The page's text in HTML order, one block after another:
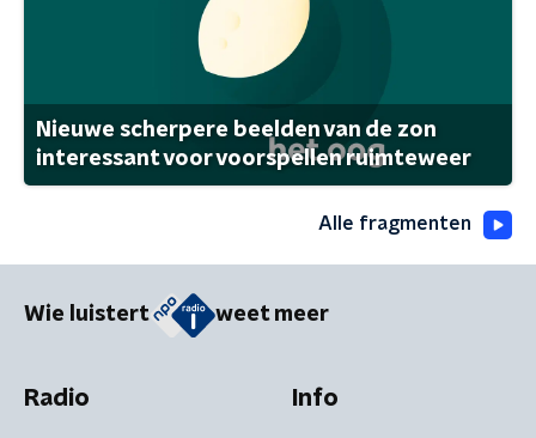
Nieuwe scherpere beelden van de zon
interessant voor voorspellen ruimteweer
Alle fragmenten
Wie luistert weet meer
Radio Info